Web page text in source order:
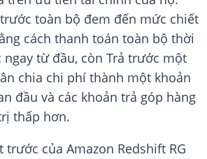
toàn bộ đem đến mức chiết
cách thanh toán toàn bộ thời
từ đầu, còn Trả trước một
chia chi phí thành một khoản
đầu và các khoản trả góp hàng
thấp hơn.
trước của Amazon Redshift RG